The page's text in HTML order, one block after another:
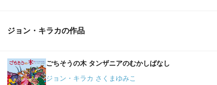
ジョン・キラカの作品
ごちそうの木 タンザニアのむかしばなし
ジョン・キラカ さくまゆみこ